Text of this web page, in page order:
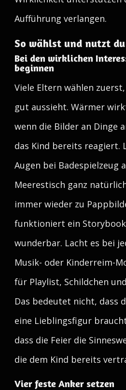
Aufführung verlangen.
So wählst und nutzt
Bei den wirklichen
beginnen
Viele Eltern wählen
gut aussieht. Wärmer
wenn die Bilder an Dinge
das Kind bereits reagiert.
Augen bei Badespielzeug
Meerestisch ganz
immer wieder zu
funktioniert ein
wunderbar. Lacht es bei
Musik- oder Kinderreim-
für Playlist, Schildchen
Das bedeutet nicht, dass
eine Lieblingsfigur
dass die Feier die
die dem Kind bereits
Vier feste Anker setzen